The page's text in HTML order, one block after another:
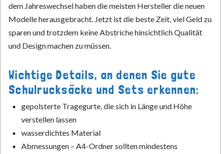
dem Jahreswechsel haben die meisten Hersteller die neuen
Modelle herausgebracht. Jetzt ist die beste Zeit, viel Geld zu
sparen und trotzdem keine Abstriche hinsichtlich Qualität
und Design machen zu müssen.
Wichtige Details, an denen Sie gute
Schulrucksäcke und Sets erkennen:
gepolsterte Tragegurte, die sich in Länge und Höhe
verstellen lassen
wasserdichtes Material
Abmessungen – A4-Ordner sollten mindestens